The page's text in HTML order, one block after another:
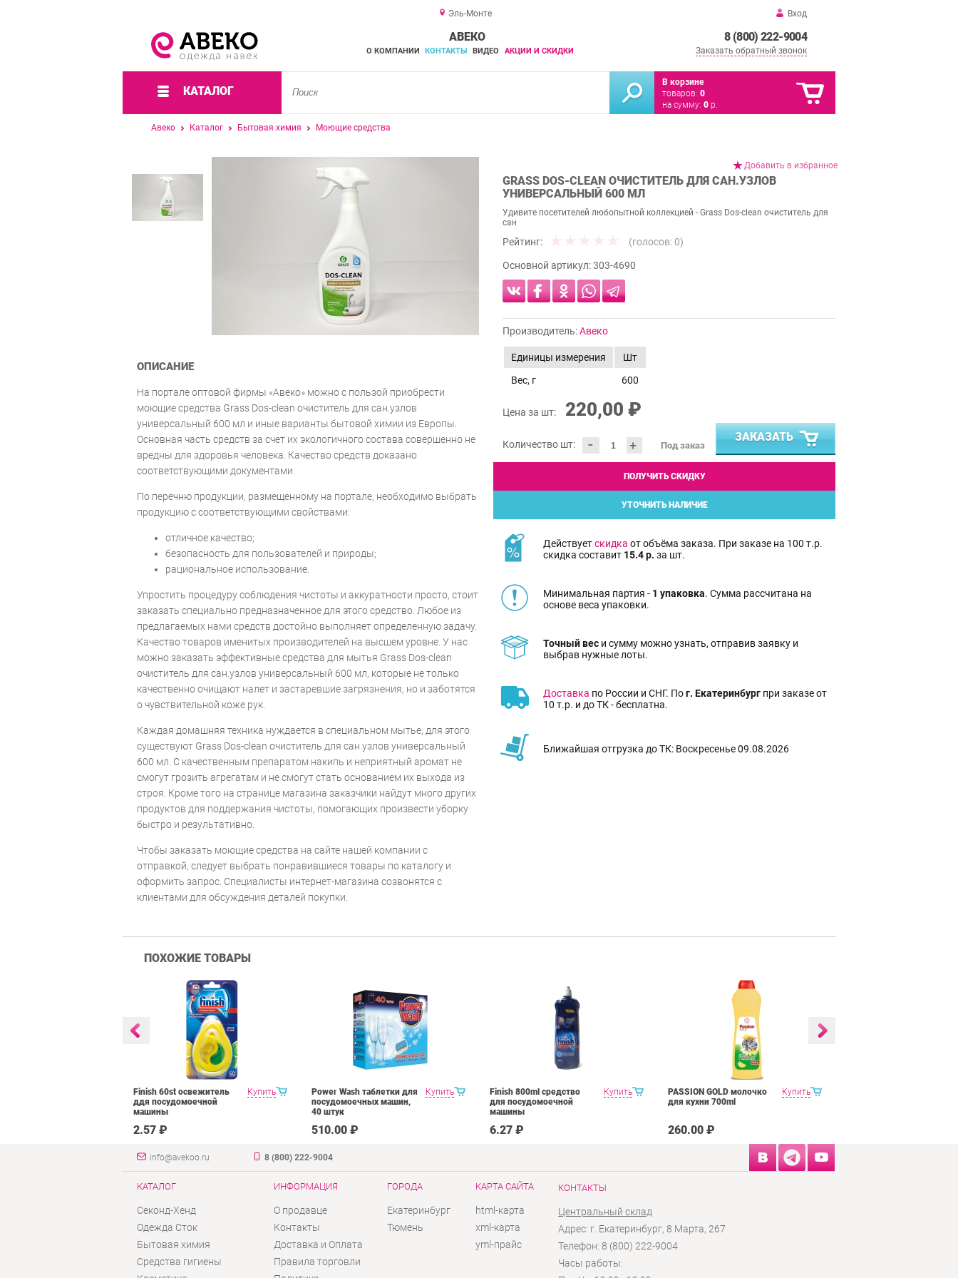
Эль-Монте Вход
8 (800) 222-9004
Заказать обратный звонок
АВЕКО
О КОМПАНИИ КОНТАКТЫ ВИДЕО АКЦИИ И СКИДКИ
КАТАЛОГ
В корзине
товаров: 0
на сумму: 0 р.
Авеко Каталог Бытовая химия Моющие средства
Добавить в избранное
GRASS DOS-CLEAN ОЧИСТИТЕЛЬ ДЛЯ САН.УЗЛОВ
УНИВЕРСАЛЬНЫЙ 600 МЛ
Удивите посетителей любопытной коллекцией - Grass Dos-clean очиститель для
сан
Рейтинг: (голосов: 0)
Основной артикул:303-4690
Производитель:Авеко
Единицы измерения
Шт
Вес, г
600
Цена за шт: 220,00 ₽
Количество шт: - + Под заказ
ЗАКАЗАТЬ
ПОЛУЧИТЬ СКИДКУ
УТОЧНИТЬ НАЛИЧИЕ
Действуетскидка от объёма заказа. При заказе на 100 т.р.
скидка составит 15.4 р. за шт.
Минимальная партия - 1 упаковка. Сумма рассчитана на
основе веса упаковки.
Точный вес и сумму можно узнать, отправив заявку и
выбрав нужные лоты.
Доставка по России и СНГ. Пог. Екатеринбург при заказе от
10 т.р. и до ТК - бесплатна.
Ближайшая отгрузка до ТК: Воскресенье 09.08.2026
ОПИСАНИЕ
На портале оптовой фирмы «Авеко» можно с пользой приобрести
моющие средства Grass Dos-clean очиститель для сан.узлов
универсальный 600 мл и иные варианты бытовой химии из Европы.
Основная часть средств за счет их экологичного состава совершенно не
вредны для здоровья человека. Качество средств доказано
соответствующими документами.
По перечню продукции, размещенному на портале, необходимо выбрать
продукцию с соответствующими свойствами:
отличное качество;
безопасность для пользователей и природы;
рациональное использование.
Упростить процедуру соблюдения чистоты и аккуратности просто, стоит
заказать специально предназначенное для этого средство. Любое из
предлагаемых нами средств достойно выполняет определенную задачу.
Качество товаров именитых производителей на высшем уровне. У нас
можно заказать эффективные средства для мытья Grass Dos-clean
очиститель для сан.узлов универсальный 600 мл, которые не только
качественно очищают налет и застаревшие загрязнения, но и заботятся
о чувствительной коже рук.
Каждая домашняя техника нуждается в специальном мытье, для этого
существуют Grass Dos-clean очиститель для сан.узлов универсальный
600 мл. С качественным препаратом накипь и неприятный аромат не
смогут грозить агрегатам и не смогут стать основанием их выхода из
строя. Кроме того на странице магазина заказчики найдут много других
продуктов для поддержания чистоты, помогающих произвести уборку
быстро и результативно.
Чтобы заказать моющие средства на сайте нашей компании с
отправкой, следует выбрать понравившиеся товары по каталогу и
оформить запрос. Специалисты интернет-магазина созвонятся с
клиентами для обсуждения деталей покупки.
ПОХОЖИЕ ТОВАРЫ
Купить
Finish 60st освежитель
ддя посудомоечной
машины
2.57 ₽
Купить
Power Wash таблетки для
посудомоечных машин,
40 штук
510.00 ₽
Купить
Finish 800ml средство
для посудомоечной
машины
6.27 ₽
Купить
PASSION GOLD молочко
для кухни 700ml
260.00 ₽
info@avekoo.ru 8 (800) 222-9004
КАТАЛОГ
Секонд-Хенд
Одежда Сток
Бытовая химия
Средства гигиены
ИНФОРМАЦИЯ
О продавце
Контакты
Доставка и Оплата
Правила торговли
ГОРОДА
Екатеринбург
Тюмень
КАРТА САЙТА
html-карта
xml-карта
yml-прайс
КОНТАКТЫ
Центральный склад
Адрес: г. Екатеринбург, 8 Марта, 267
Телефон: 8 (800) 222-9004
Часы работы: